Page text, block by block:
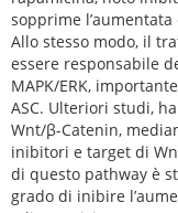
sopprime
Allo stesso modo, il
essere responsabile
MAPK/ERK,
ASC. Ulteriori studi,
Wnt/β-Catenin,
inibitori e target di
di questo pathway è
grado di inibire